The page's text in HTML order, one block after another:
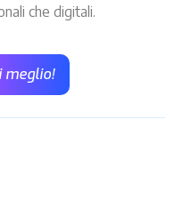
che digitali.
meglio!